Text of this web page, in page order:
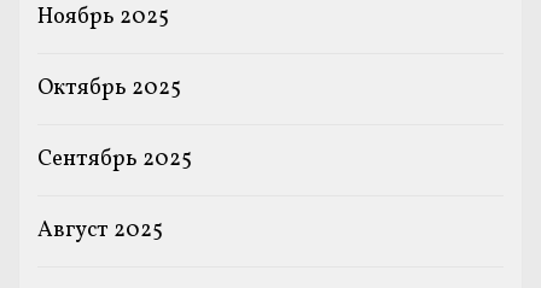
Ноябрь 2025
Октябрь 2025
Сентябрь 2025
Август 2025